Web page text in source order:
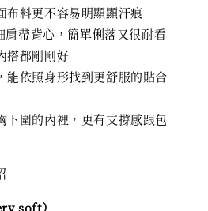
布料更不容易明顯顯汗痕
帶背心，簡單俐落又很耐看
搭都剛剛好
能依照身形找到更舒服的貼合
下圍的內裡，更有支撐感跟包
soft）